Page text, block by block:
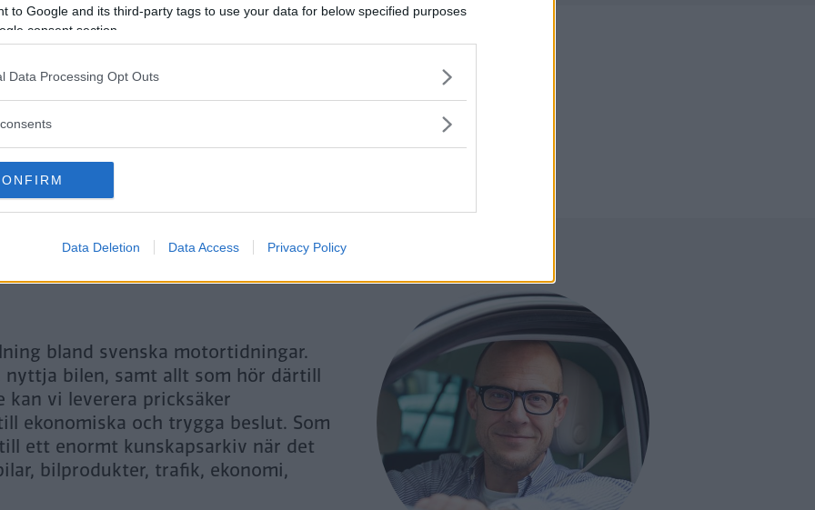
to Google and its third-party tags to use your data for below specified purposes
consent section.
Data Processing Opt Outs
Data Deletion Data Access Privacy Policy
Är du redan prenumerant på vår papperstidning?
Aktivera din digitala prenumeration utan kostnad här.
bland svenska motortidningar.
nyttja bilen, samt allt som hör därtill
kan vi leverera pricksäker
ekonomiska och trygga beslut. Som
ett enormt kunskapsarkiv när det
bilprodukter, trafik, ekonomi,